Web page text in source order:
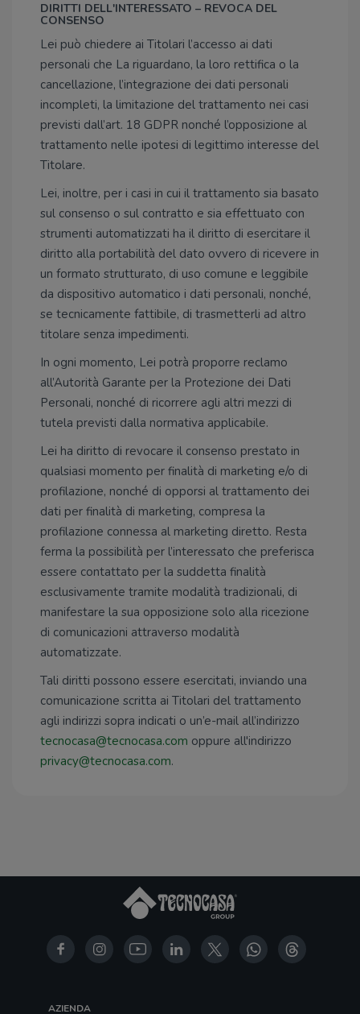
DIRITTI DELL'INTERESSATO – REVOCA DEL
CONSENSO
Lei può chiedere ai Titolari l’accesso ai dati
personali che La riguardano, la loro rettifica o la
cancellazione, l’integrazione dei dati personali
incompleti, la limitazione del trattamento nei casi
previsti dall’art. 18 GDPR nonché l’opposizione al
trattamento nelle ipotesi di legittimo interesse del
Titolare.
Lei, inoltre, per i casi in cui il trattamento sia basato
sul consenso o sul contratto e sia effettuato con
strumenti automatizzati ha il diritto di esercitare il
diritto alla portabilità del dato ovvero di ricevere in
un formato strutturato, di uso comune e leggibile
da dispositivo automatico i dati personali, nonché,
se tecnicamente fattibile, di trasmetterli ad altro
titolare senza impedimenti.
In ogni momento, Lei potrà proporre reclamo
all’Autorità Garante per la Protezione dei Dati
Personali, nonché di ricorrere agli altri mezzi di
tutela previsti dalla normativa applicabile.
Lei ha diritto di revocare il consenso prestato in
qualsiasi momento per finalità di marketing e/o di
profilazione, nonché di opporsi al trattamento dei
dati per finalità di marketing, compresa la
profilazione connessa al marketing diretto. Resta
ferma la possibilità per l’interessato che preferisca
essere contattato per la suddetta finalità
esclusivamente tramite modalità tradizionali, di
manifestare la sua opposizione solo alla ricezione
di comunicazioni attraverso modalità
automatizzate.
Tali diritti possono essere esercitati, inviando una
comunicazione scritta ai Titolari del trattamento
agli indirizzi sopra indicati o un’e-mail all’indirizzo
tecnocasa@tecnocasa.com oppure all'indirizzo
privacy@tecnocasa.com.
AZIENDA